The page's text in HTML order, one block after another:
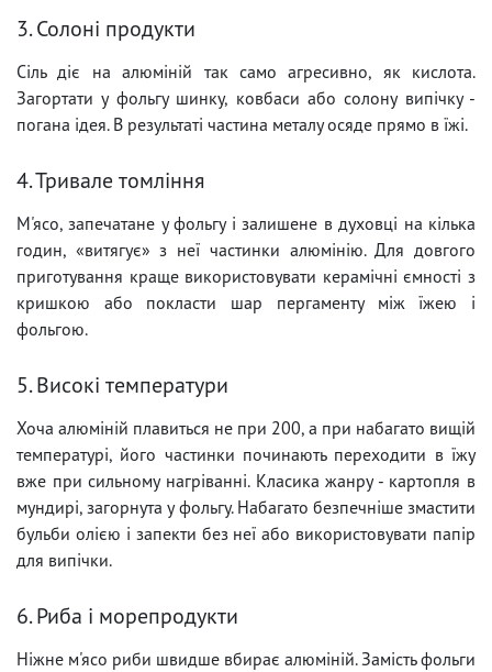
3. Солоні продукти
Сіль діє на алюміній так само агресивно, як кислота.
Загортати у фольгу шинку, ковбаси або солону випічку -
погана ідея. В результаті частина металу осяде прямо в їжі.
4. Тривале томління
М'ясо, запечатане у фольгу і залишене в духовці на кілька
годин, «витягує» з неї частинки алюмінію. Для довгого
приготування краще використовувати керамічні ємності з
кришкою або покласти шар пергаменту між їжею і
фольгою.
5. Високі температури
Хоча алюміній плавиться не при 200, а при набагато вищій
температурі, його частинки починають переходити в їжу
вже при сильному нагріванні. Класика жанру - картопля в
мундирі, загорнута у фольгу. Набагато безпечніше змастити
бульби олією і запекти без неї або використовувати папір
для випічки.
6. Риба і морепродукти
Ніжне м'ясо риби швидше вбирає алюміній. Замість фольги